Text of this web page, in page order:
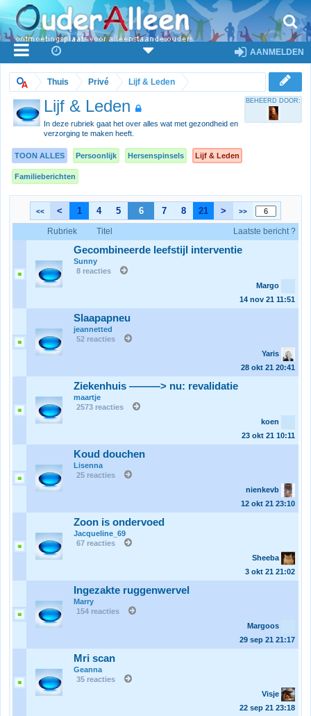
AANMELDEN
Thuis Privé Lijf & Leden
Lijf & Leden
In deze rubriek gaat het over alles wat met gezondheid en
verzorging te maken heeft.
BEHEERD DOOR:
TOON ALLES Persoonlijk Hersenspinsels Lijf & Leden
Familieberichten
<< < 1 4 5 6 7 8 21 > >>
Rubriek Titel Laatste bericht ?
Gecombineerde leefstijl interventie
Sunny
8 reacties
Margo
14 nov 21 11:51
Slaapapneu
jeannetted
52 reacties
Yaris
28 okt 21 20:41
Ziekenhuis ———> nu: revalidatie
maartje
2573 reacties
koen
23 okt 21 10:11
Koud douchen
Lisenna
25 reacties
nienkevb
12 okt 21 23:10
Zoon is ondervoed
Jacqueline_69
67 reacties
Sheeba
3 okt 21 21:02
Ingezakte ruggenwervel
Marry
154 reacties
Margoos
29 sep 21 21:17
Mri scan
Geanna
35 reacties
Visje
22 sep 21 23:18